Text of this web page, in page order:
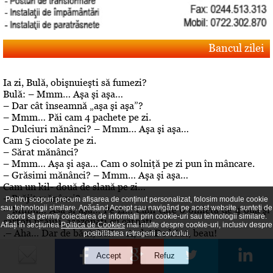
Bancul zilei
Ia zi, Bulă, obişnuieşti să fumezi?
Bulă: – Mmm… Aşa şi aşa…
– Dar cât înseamnă „aşa şi aşa”?
– Mmm… Păi cam 4 pachete pe zi.
– Dulciuri mănânci? – Mmm… Aşa şi aşa…
Cam 5 ciocolate pe zi.
– Sărat mănânci?
– Mmm… Aşa şi aşa… Cam o solniţă pe zi pun în mâncare.
– Grăsimi mănânci? – Mmm… Aşa şi aşa…
Cam un kil- două de slană pe zi…
– Prăjit mănânci?
– Mmm… Aşa şi aşa… Pe zi… Cam câte o omletă de 4 ouă şi
cartofi prăjiţi, asezonaţi cu cârnaţi
.– Aha… Dar de băut, bei? – A, da! De băut, beau!
Editorial
Pentru scopuri precum afișarea de conținut personalizat, folosim module cookie
sau tehnologii similare. Apăsând Accept sau navigând pe acest website, sunteți de
acord să permiți colectarea de informații prin cookie-uri sau tehnologii similare.
Aflați în secțiuneaPolitica de Cookiesmai multe despre cookie-uri, inclusiv despre
posibilitatea retragerii acordului.